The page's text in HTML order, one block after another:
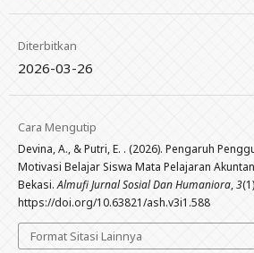
Diterbitkan
2026-03-26
Cara Mengutip
Devina, A., & Putri, E. . (2026). Pengaruh
Motivasi Belajar Siswa Mata Pelajaran
Bekasi.Almufi Jurnal Sosial Dan Humaniora,3
https://doi.org/10.63821/ash.v3i1.588
Format Sitasi Lainnya